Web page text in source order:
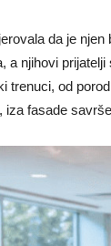
da je
a njihovi
trenuci, od
fasade